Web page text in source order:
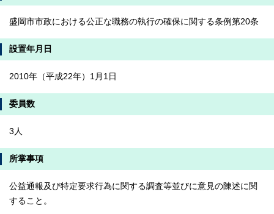
盛岡市市政における公正な職務の執行の確保に関する条例第20条
設置年月日
2010年（平成22年）1月1日
委員数
3人
所掌事項
公益通報及び特定要求行為に関する調査等並びに意見の陳述に関
すること。